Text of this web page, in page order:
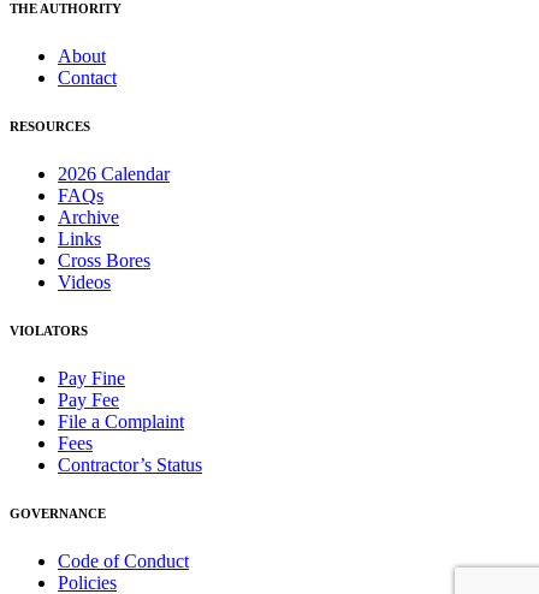
THE AUTHORITY
About
Contact
RESOURCES
2026 Calendar
FAQs
Archive
Links
Cross Bores
Videos
VIOLATORS
Pay Fine
Pay Fee
File a Complaint
Fees
Contractor’s Status
GOVERNANCE
Code of Conduct
Policies